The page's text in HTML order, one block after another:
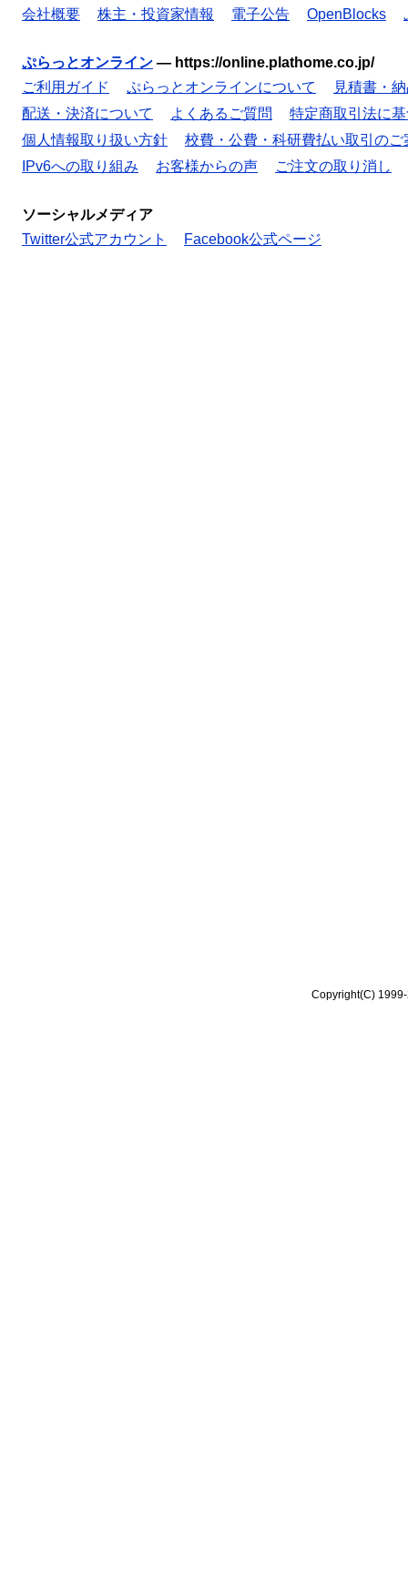
会社概要 株主・投資家情報 電子公告 OpenBlocks
ぷらっとオンライン — https://online.plathome.co.jp/
ご利用ガイド
ぷらっとオンラインについて
見積書・
配送・決済について
よくあるご質問
特定商取引法に
個人情報取り扱い方針
校費・公費・科研費払い取引のご
IPv6への取り組み
お客様からの声 ご注文の取り消し
ソーシャルメディア
Twitter公式アカウント
Facebook公式ページ
Copyright(C)